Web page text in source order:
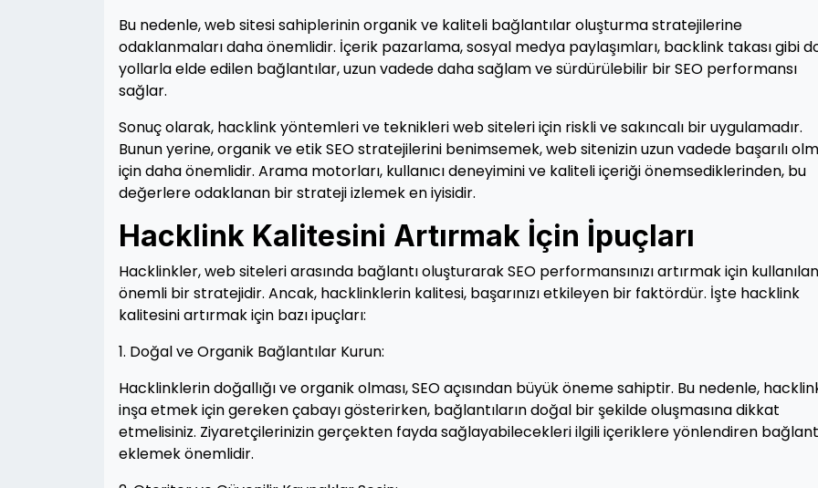
Bu nedenle, web sitesi sahiplerinin organik ve kaliteli bağlantılar oluşturma stratejilerine
odaklanmaları daha önemlidir. İçerik pazarlama, sosyal medya paylaşımları, backlink takası gibi
yollarla elde edilen bağlantılar, uzun vadede daha sağlam ve sürdürülebilir bir SEO performansı
sağlar.
Sonuç olarak, hacklink yöntemleri ve teknikleri web siteleri için riskli ve sakıncalı bir uygulamadır.
Bunun yerine, organik ve etik SEO stratejilerini benimsemek, web sitenizin uzun vadede başarılı
için daha önemlidir. Arama motorları, kullanıcı deneyimini ve kaliteli içeriği önemsediklerinden, bu
değerlere odaklanan bir strateji izlemek en iyisidir.
Hacklink Kalitesini Artırmak İçin İpuçları
Hacklinkler, web siteleri arasında bağlantı oluşturarak SEO performansınızı artırmak için kullanılan
önemli bir stratejidir. Ancak, hacklinklerin kalitesi, başarınızı etkileyen bir faktördür. İşte hacklink
kalitesini artırmak için bazı ipuçları:
1. Doğal ve Organik Bağlantılar Kurun:
Hacklinklerin doğallığı ve organik olması, SEO açısından büyük öneme sahiptir. Bu nedenle,
inşa etmek için gereken çabayı gösterirken, bağlantıların doğal bir şekilde oluşmasına dikkat
etmelisiniz. Ziyaretçilerinizin gerçekten fayda sağlayabilecekleri ilgili içeriklere yönlendiren
eklemek önemlidir.